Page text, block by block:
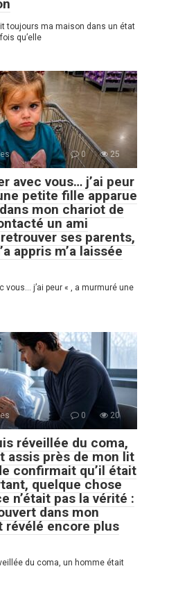
toujours ma maison dans un état
qu’elle
0 25
avec vous… j’ai peur
petite fille apparue
mon chariot de
un ami
ses parents,
appris m’a laissée
vous… j’ai peur « , a murmuré une
0 20
réveillée du coma,
assis près de mon lit
confirmait qu’il était
quelque chose
n’était pas la vérité :
dans mon
révélé encore plus
du coma, un homme était